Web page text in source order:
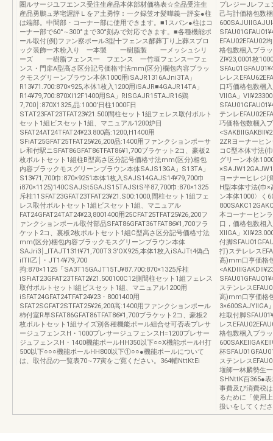
圏ルサージユフエンス受注生産品本体部材価格表☆全品受注生
産品勇鵬ュ茅宅渥評Ｌをア土勇惇︰一ク録笠オ髪嘩義一評妄●柱
は端部。中間部・コーナー部に使用できます。■1スパン●柱はコ
ーナー部で60°∼300°まで30°刻みで対応できます。■各種機能ポ
ール取付(例)ファン察ポール3型十フェンス酵葬丁り上葬スブロ
ック装飾一木粉入り 一本製 一樹脂製 一メッシュシリ
ーズ 一樹脂フェンス一 フエンス 一竹垣フェンス一フェ
ンス・門扉A型高さ区分記号価格寸法mm(区分)欄包内容ブラッ
クモスグリーンブラウン本体1000用iSAJR1316AJni3TA」
R13¥71.700:870×925,本体1枚入1200用iSAJR■4GAJR14TA」
R14¥79,700:870Xl12F1400用SA」RlSGAJR15TAJR16鶏
7,700￨:870X1325,品:1000'日柱1000F日
STAT23FAT23TFAT23¥21.500間柱セット1組フェレス取付ボルト
セット1組ビスセット1組、マニュアル1200炉目
SFAT24AT24TFAT24¥23.800高:1200,H1400用
SFiAT25GFAT25TFAT25¥26,200品:1400用ファンクションポーサ
レ和付駅ニSFAT86GFAT86TFAT86¥1,700ブラケット2コ、豪板2
枚ボルトセット1組柱B型高さ区分記号価格寸法mm(区分)相包
内容ブラックモスグリーンブラウン本体SAJS13GA」S13TA」
S13¥71,700巾:870×9251本体1枚入SAJS14GAJS14¥79,700巾
i870×1125)140CSAJSt5GAJS15TAJStS半87,700巾:870×1325
斥柱11SFAT23GFAT23TFAT23¥21.S00:1000,間柱セット1組フェ
レス取付ボルトセット1組ビスセット1組、マニュアル
FAT24GFAT24TAT24¥23,8001400用25CFAT25TFAT25¥26,200フ
ァンクションポール取付部品SFAT86GFAT36TFAT86¥1,700フラ
ケット2コ、裏板2枚ポルトセット1組C型高さ区分記号価格寸法
mm(区分)梱包内容ブラックモスグリーンブラウン本体
SAJri3￨_ITAJT131t¥71,700T3:3′OX925,本体1枚入iSAJTt4偽凸
ilTll乙￨・JT14¥79,700
拘:870×1125「SA3T15GAJT15TJ¥87.700:870×1325斥柱
iSFiAT23GFAT23TFAT2¥21.500100C12側間柱セット1組フェレス
取付ポルトセットl組ビスセット1組、マニュアル1200用
iSFAT24GFAT24TFAT24¥23・8001400用
SFAT2SGFAT2STFAT25¥26,200高:1400用ファンクションポール
柿付室R早SFAT86GFAT86TFAT86¥1,700ブラケット2コ、豪板2
枚ボルトセット1組サイズ別各種機能ポール組合せ可否表プレサ
ージュフェンスH・1000プレサージュフェンスH=1200プレサー
ジュフェンスH・1400機能ポールHH350以下○○X機能ポールH打
500以下○○○機能ポールHH800以下①○○●機能ポールについて
は、取付品の一覧表70∼77寅をご寛ください。364輔NttKtEi
プレジーJレフ
己与計価格包数
EFAU02EFAU02
格包数梱入ブラ
Zl¥23,0001枚
レレス
口巧価格包数梱
VllGA」
テンレ
巧価格包数梱入
2ZRヨーナーヒ
コC型本体寸法(
グリーン本体
ヨーナーヒレジ(
H型本体寸法(巾
ン本体1000〉く
本コーナーヒン
口，価格包数相
XllGA」
付脚
打)ステレレス
高)mm口亨価格
ステンレス
高)mm口亨価格
3×600SAJYllGA
柱取付脚
レス
格包数梱入ブラ
杯
ステンレス
堰師一林麟勢生
SHNttK百365●
事費及び消費税
るために「使用
扱いをしてくだ